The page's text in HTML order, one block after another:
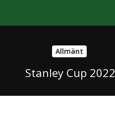
Allmänt
Stanley Cup 2022